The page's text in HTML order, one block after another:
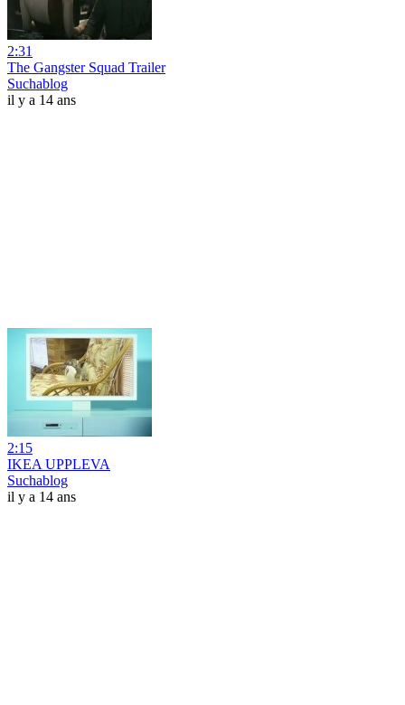
2:31
The Gangster Squad Trailer
Suchablog
il y a 14 ans
2:15
IKEA UPPLEVA
Suchablog
il y a 14 ans